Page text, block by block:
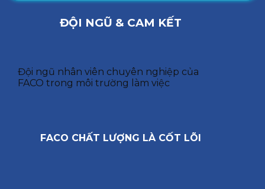
ĐỘI NGŨ & CAM KẾT
Đội ngũ nhân viên chuyên nghiệp của
FACO trong môi trường làm việc
FACO CHẤT LƯỢNG LÀ CỐT LÕI